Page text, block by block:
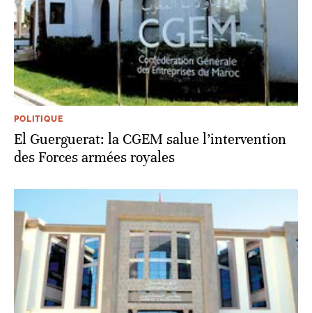
POLITIQUE
El Guerguerat: la CGEM salue l’intervention
des Forces armées royales